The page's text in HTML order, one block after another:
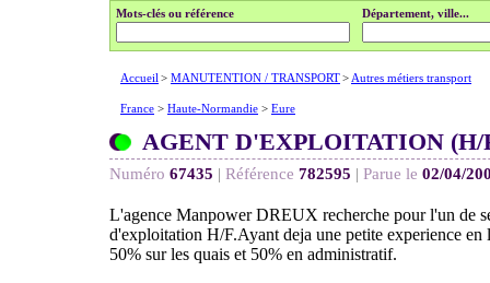
Mots-clés ou référence Département, ville...
Accueil > MANUTENTION / TRANSPORT> Autres métiers transport
France > Haute-Normandie > Eure
AGENT D'EXPLOITATION (H/
Numéro 67435 | Référence 782595 | Parue le 02/04/
L'agence Manpower DREUX recherche pour l'un de
d'exploitation H/F.Ayant deja une petite experience en
50% sur les quais et 50% en administratif.